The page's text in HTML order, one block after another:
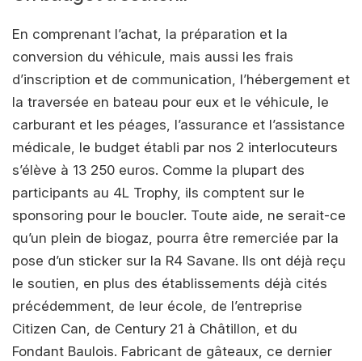
En comprenant l’achat, la préparation et la
conversion du véhicule, mais aussi les frais
d’inscription et de communication, l’hébergement et
la traversée en bateau pour eux et le véhicule, le
carburant et les péages, l’assurance et l’assistance
médicale, le budget établi par nos 2 interlocuteurs
s’élève à 13 250 euros. Comme la plupart des
participants au 4L Trophy, ils comptent sur le
sponsoring pour le boucler. Toute aide, ne serait-ce
qu’un plein de biogaz, pourra être remerciée par la
pose d’un sticker sur la R4 Savane. Ils ont déjà reçu
le soutien, en plus des établissements déjà cités
précédemment, de leur école, de l’entreprise
Citizen Can, de Century 21 à Châtillon, et du
Fondant Baulois. Fabricant de gâteaux, ce dernier